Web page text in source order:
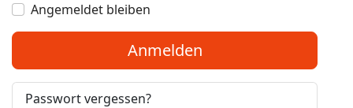
Angemeldet bleiben
Anmelden
Passwort vergessen?